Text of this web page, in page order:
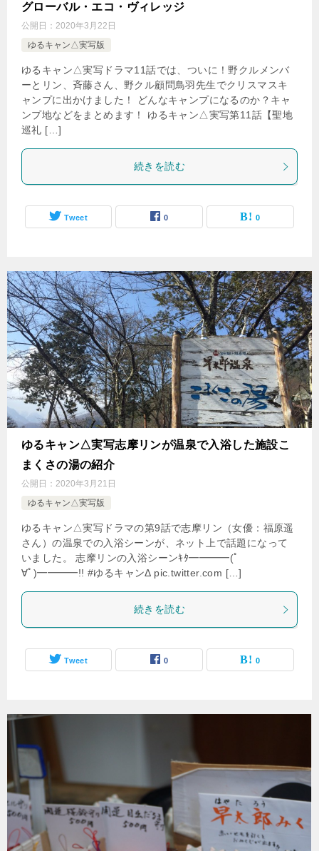
グローバル・エコ・ヴィレッジ
公開日： 2020年3月22日
ゆるキャン△実写版
ゆるキャン△実写ドラマ11話では、ついに！野クルメンバ
ーとリン、斉藤さん、野クル顧問鳥羽先生でクリスマスキ
ャンプに出かけました！ どんなキャンプになるのか？キャ
ンプ地などをまとめます！ ゆるキャン△実写第11話【聖地
巡礼 […]
続きを読む
Tweet 0 0
ゆるキャン△実写志摩リンが温泉で入浴した施設こ
まくさの湯の紹介
公開日： 2020年3月21日
ゆるキャン△実写版
ゆるキャン△実写ドラマの第9話で志摩リン（女優：福原遥
さん）の温泉での入浴シーンが、ネット上で話題になって
いました。 志摩リンの入浴シーンｷﾀ━━━━(ﾟ
∀ﾟ)━━━━!! #ゆるキャンΔ pic.twitter.com […]
続きを読む
Tweet 0 0